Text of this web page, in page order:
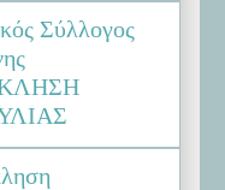
Σύλλογος